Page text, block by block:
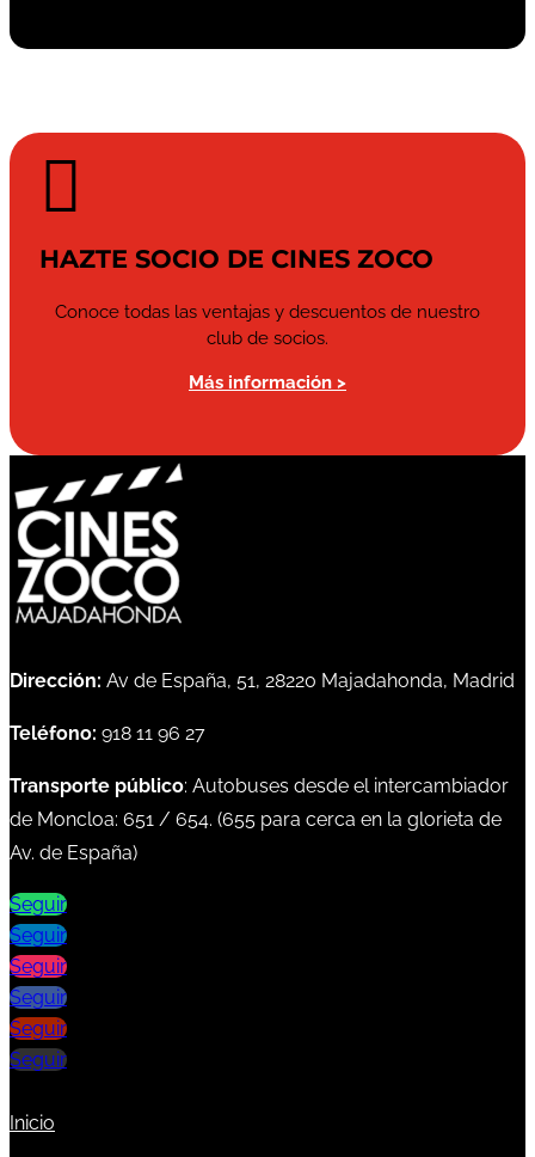

HAZTE SOCIO DE CINES ZOCO
Conoce todas las ventajas y descuentos de nuestro
club de socios.
Más información >
Dirección: Av de España, 51, 28220 Majadahonda, Madrid
Teléfono: 918 11 96 27
Transporte público: Autobuses desde el intercambiador
de Moncloa: 651 / 654. (655 para cerca en la glorieta de
Av. de España)
Seguir
Seguir
Seguir
Seguir
Seguir
Seguir
Inicio